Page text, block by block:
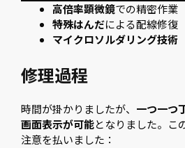
高倍率顕微鏡での精密作業
特殊はんだによる配線修復
マイクロソルダリング技術
修理過程
時間が掛かりましたが、 一つ一つ
画面表示が可能となりました。こ
注意を払いました：